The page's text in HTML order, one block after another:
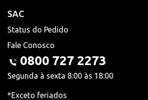
SAC
Status do Pedido
Fale Conosco
0800 727 2273
Segunda à sexta 8:00 às 18:00
*Exceto feriados